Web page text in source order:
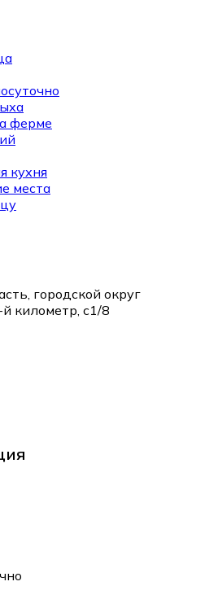
ферме
кухня
места
городской округ
километр, с1/8